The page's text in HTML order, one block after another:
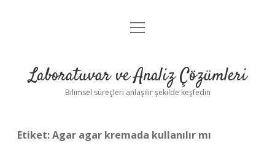
Anasayfa
Yasal Uyarı
menüyü
Laboratuvar ve Analiz Çözümleri
Bilimsel süreçleri anlaşılır şekilde keşfedin
Etiket:Agar agar kremada kullanılır mı